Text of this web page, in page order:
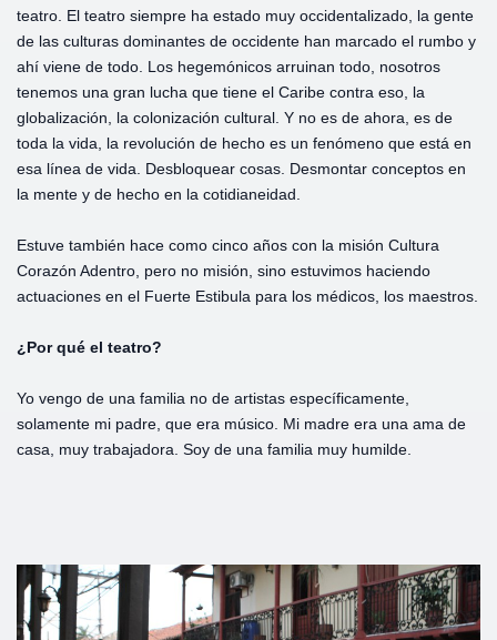
teatro. El teatro siempre ha estado muy occidentalizado, la gente
de las culturas dominantes de occidente han marcado el rumbo y
ahí viene de todo. Los hegemónicos arruinan todo, nosotros
tenemos una gran lucha que tiene el Caribe contra eso, la
globalización, la colonización cultural. Y no es de ahora, es de
toda la vida, la revolución de hecho es un fenómeno que está en
esa línea de vida. Desbloquear cosas. Desmontar conceptos en
la mente y de hecho en la cotidianeidad.
Estuve también hace como cinco años con la misión Cultura
Corazón Adentro, pero no misión, sino estuvimos haciendo
actuaciones en el Fuerte Estibula para los médicos, los maestros.
¿Por qué el teatro?
Yo vengo de una familia no de artistas específicamente,
solamente mi padre, que era músico. Mi madre era una ama de
casa, muy trabajadora. Soy de una familia muy humilde.